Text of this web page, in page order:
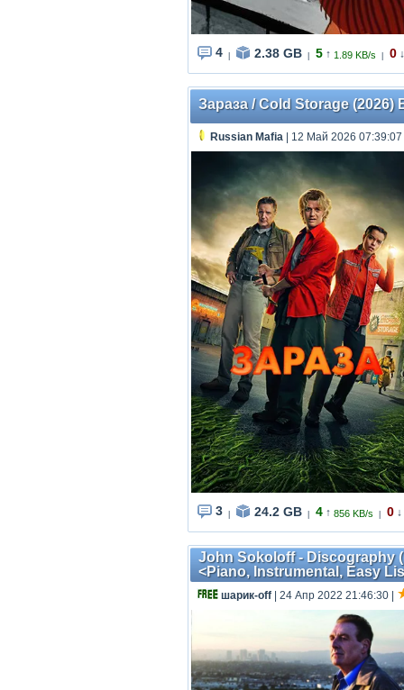
4 2.38 GB 5 ↑ 1.89 KB/s 0 ↓
Зараза / Cold Storage (2026)
Russian Mafia | 12 Май 2026 07:39:07
3 24.2 GB 4 ↑ 856 KB/s 0 ↓
John Sokoloff - Discography
<Piano, Instrumental, Easy
шарик-off | 24 Апр 2022 21:46:30